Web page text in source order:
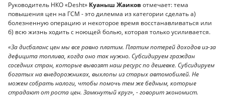
Руководитель НКО «Desht» Куаныш Жаиков отмечает: тема
повышения цен на ГСМ - это дилемма из категории сделать а)
болезненную операцию и некоторое время восстанавливаться или
б) всю жизнь ходить с ноющей болью, которая только усиливается.
«За дисбаланс цен мы все равно платим. Платим потерей доходов из-за
дефицита топлива, когда оно так нужно. Субсидируем граждан
соседних стран, которые вывозят наш ресурс по дешевке. Субсидируем
богатых на внедорожниках, выхлопы из старых автомобилей. Не
можем собрать налоги, чтобы помочь тем же бедным, которые
страдают от роста цен. Замкнутый круг», - говорит экономист.